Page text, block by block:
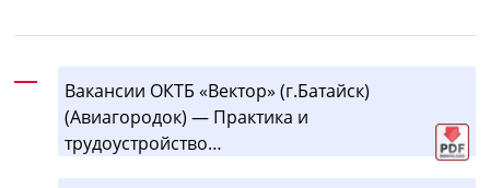
Вакансии ОКТБ «Вектор» (г.Батайск)
(Авиагородок) — Практика и
трудоустройство…